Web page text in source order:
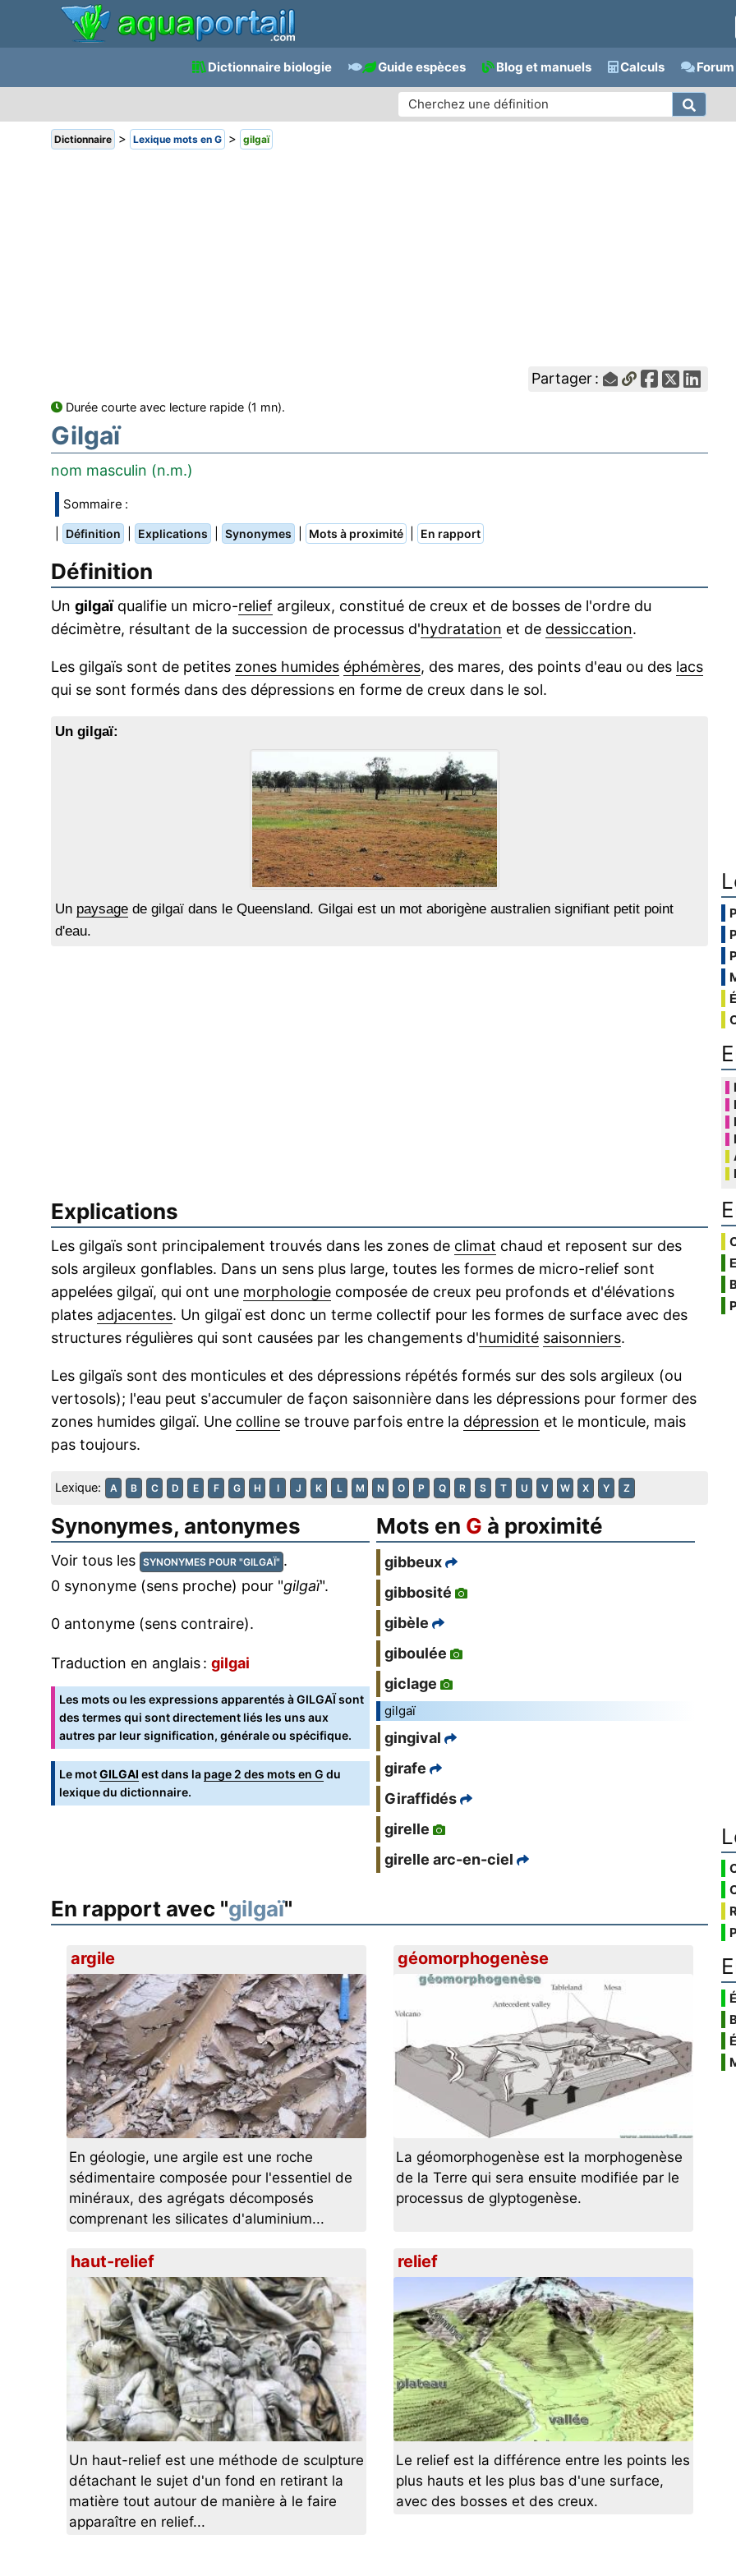
Dictionnaire biologie Guide espèces Blog et manuels Calculs
Dictionnaire > Lexique mots en G > gilgaï
Partager :
Durée courte avec lecture rapide (1 mn).
Gilgaï
nom masculin (n.m.)
Sommaire :
Définition Explications Synonymes Mots à proximité En rapport
Définition
Un gilgaïqualifie un micro-relief argileux, constitué de creux et de bosses de l'ordre du
décimètre, résultant de la succession de processus d'hydratation et de dessiccation.
Les gilgaïs sont de petites zones humides éphémères, des mares, des points d'eau ou des lacs
qui se sont formés dans des dépressions en forme de creux dans le sol.
Un gilgaï:
Un paysage de gilgaï dans le Queensland. Gilgai est un mot aborigène australien signifiant petit point
d'eau.
Explications
Les gilgaïs sont principalement trouvés dans les zones de climat chaud et reposent sur des
sols argileux gonflables. Dans un sens plus large, toutes les formes de micro-relief sont
appelées gilgaï, qui ont une morphologie composée de creux peu profonds et d'élévations
plates adjacentes. Un gilgaï est donc un terme collectif pour les formes de surface avec des
structures régulières qui sont causées par les changements d'humidité saisonniers.
Les gilgaïs sont des monticules et des dépressions répétés formés sur des sols argileux (ou
vertosols); l'eau peut s'accumuler de façon saisonnière dans les dépressions pour former des
zones humides gilgaï. Une colline se trouve parfois entre la dépression et le monticule, mais
pas toujours.
Lexique: A B C D E F G H I J K L M N O P Q R S T U V W X Y Z
Synonymes, antonymes
Voir tous les SYNONYMES POUR "GILGAÏ" .
0 synonyme (sens proche) pour "gilgaï".
0 antonyme (sens contraire).
Traduction en anglais : gilgai
Les mots ou les expressions apparentés à GILGAÏ sont
des termes qui sont directement liés les uns aux
autres par leur signification, générale ou spécifique.
Le motGILGAI est dans la page 2 des mots en G du
lexique du dictionnaire.
Mots en G à proximité
gibbeux
gibbosité
gibèle
giboulée
giclage
gilgaï
gingival
girafe
Giraffidés
girelle
girelle arc-en-ciel
En rapport avec "gilgaï"
argile
En géologie, une argile est une roche
sédimentaire composée pour l'essentiel de
minéraux, des agrégats décomposés
comprenant les silicates d'aluminium...
géomorphogenèse
La géomorphogenèse est la morphogenèse
de la Terre qui sera ensuite modifiée par le
processus de glyptogenèse.
haut-relief
Un haut-relief est une méthode de sculpture
détachant le sujet d'un fond en retirant la
matière tout autour de manière à le faire
apparaître en relief...
relief
Le relief est la différence entre les points les
plus hauts et les plus bas d'une surface,
avec des bosses et des creux.